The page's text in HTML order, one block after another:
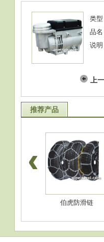
类
品
说
上
推荐产品
伯虎防滑链